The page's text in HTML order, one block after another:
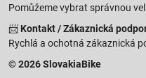
Pomůžeme vybrat správnou
📨 Kontakt / Zákaznická
Rychlá a ochotná zákaznická
© 2026 SlovakiaBike